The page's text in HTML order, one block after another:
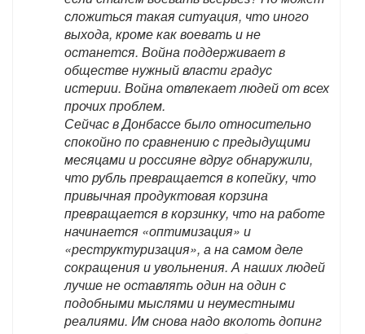
сложиться такая ситуация, что иного
выхода, кроме как воевать и не
останется. Война поддерживает в
обществе нужный власти градус
истерии. Война отвлекает людей от всех
прочих проблем.
Сейчас в Донбассе было относительно
спокойно по сравнению с предыдущими
месяцами и россияне вдруг обнаружили,
что рубль превращается в копейку, что
привычная продуктовая корзина
превращается в корзинку, что на работе
начинается «оптимизация» и
«реструктуризация», а на самом деле
сокращения и увольнения. А наших людей
лучше не оставлять один на один с
подобными мыслями и неуместными
реалиями. Им снова надо вколоть допинг